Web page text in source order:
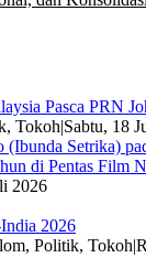
Pasca PRN
Tokoh|Sabtu, 18
di Pentas Film
2026
2026
Politik, Tokoh|